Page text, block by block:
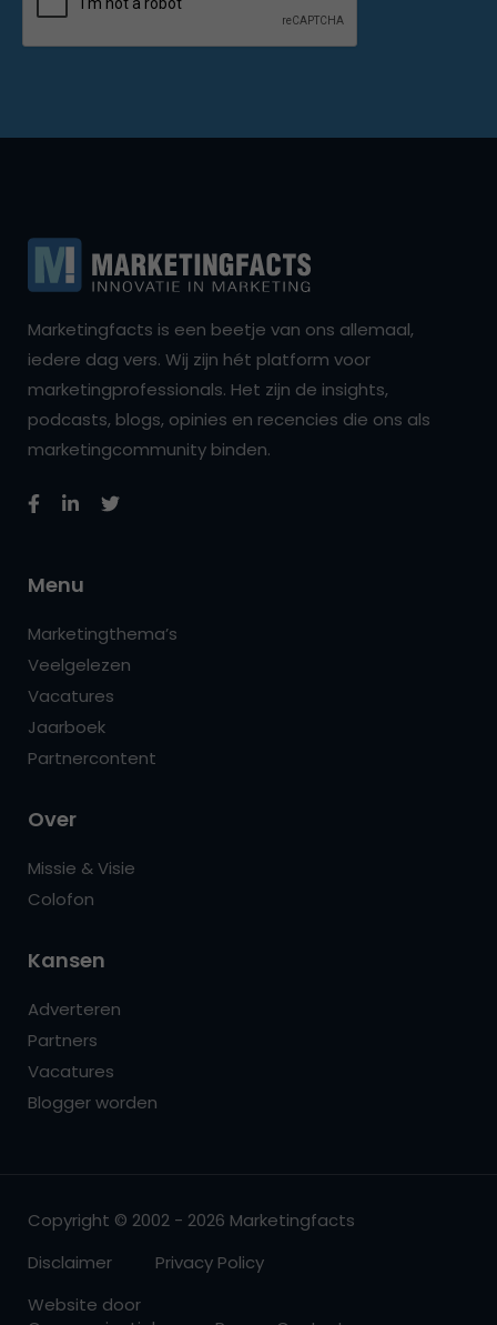
Marketingfacts is een beetje van ons allemaal,
iedere dag vers. Wij zijn hét platform voor
marketingprofessionals. Het zijn de insights,
podcasts, blogs, opinies en recencies die ons als
marketingcommunity binden.
Menu
Marketingthema’s
Veelgelezen
Vacatures
Jaarboek
Partnercontent
Over
Missie & Visie
Colofon
Kansen
Adverteren
Partners
Vacatures
Blogger worden
Copyright © 2002 - 2026 Marketingfacts
Disclaimer
Privacy Policy
Website door